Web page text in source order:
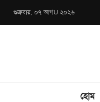
শুক্রবার, ০৭ আগU ২০২৬
হোম